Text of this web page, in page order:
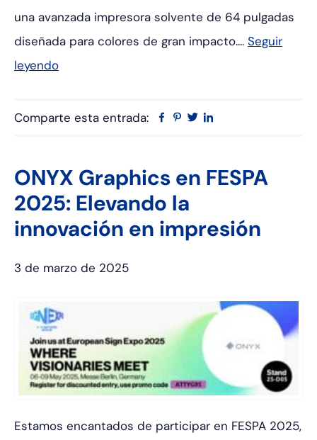
una avanzada impresora solvente de 64 pulgadas
diseñada para colores de gran impacto.... Seguir
leyendo
Comparte esta entrada: Facebook
Pinterest
Twitter
ONYX Graphics en FESPA
2025: Elevando la
innovación en impresión
3 de marzo de 2025
Estamos encantados de participar en FESPA 2025,